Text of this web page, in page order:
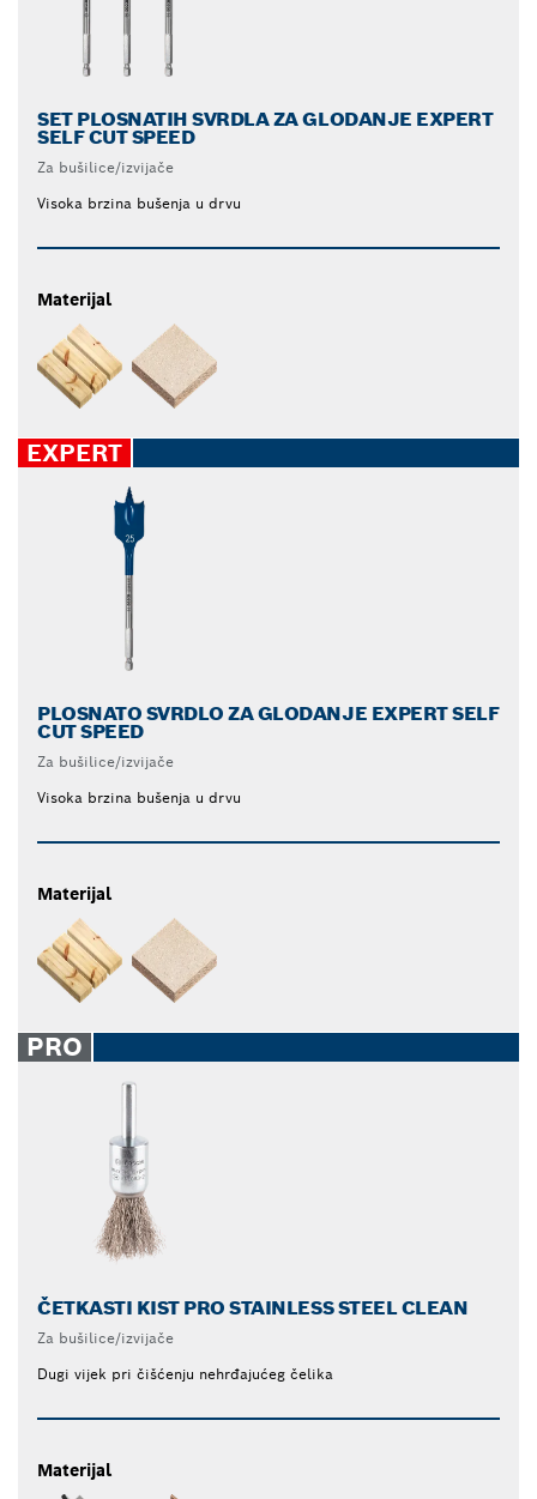
SET PLOSNATIH SVRDLA ZA GLODANJE EXPERT
SELF CUT SPEED
Za bušilice/izvijače
Visoka brzina bušenja u drvu
Materijal
EXPERT
PLOSNATO SVRDLO ZA GLODANJE EXPERT SELF
CUT SPEED
Za bušilice/izvijače
Visoka brzina bušenja u drvu
Materijal
PRO
ČETKASTI KIST PRO STAINLESS STEEL CLEAN
Za bušilice/izvijače
Dugi vijek pri čišćenju nehrđajućeg čelika
Materijal